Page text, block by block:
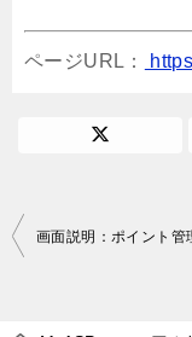
ページURL：
投
画面説明：ポイント管